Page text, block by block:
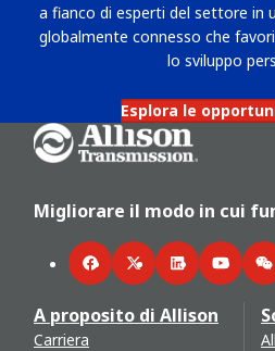
a fianco di esperti del settore in
globalmente connesso che
lo sviluppo
Esplora le
Go Home
Migliorare il modo in cui
FacebookTwitterLinkedIn
A proposito di Allison
Carriera